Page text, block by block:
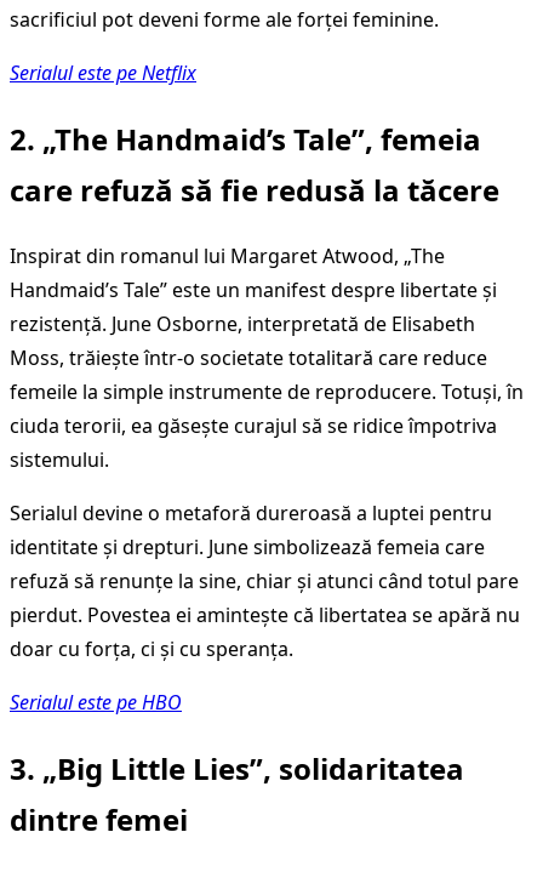
sacrificiul pot deveni forme ale forței feminine.
Serialul este pe Netflix
2. „The Handmaid’s Tale”, femeia
care refuză să fie redusă la tăcere
Inspirat din romanul lui Margaret Atwood, „The
Handmaid’s Tale” este un manifest despre libertate și
rezistență. June Osborne, interpretată de Elisabeth
Moss, trăiește într-o societate totalitară care reduce
femeile la simple instrumente de reproducere. Totuși, în
ciuda terorii, ea găsește curajul să se ridice împotriva
sistemului.
Serialul devine o metaforă dureroasă a luptei pentru
identitate și drepturi. June simbolizează femeia care
refuză să renunțe la sine, chiar și atunci când totul pare
pierdut. Povestea ei amintește că libertatea se apără nu
doar cu forța, ci și cu speranța.
Serialul este pe HBO
3. „Big Little Lies”, solidaritatea
dintre femei